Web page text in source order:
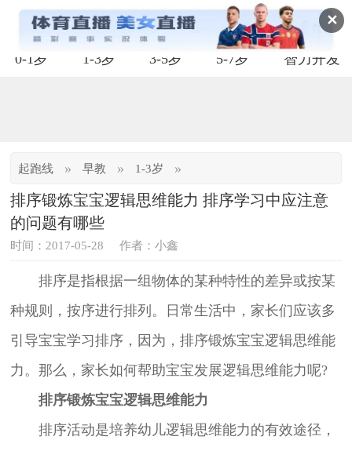
✕
0-1岁 1-3岁 3-5岁 5-7岁 智力开发
起跑线 » 早教 » 1-3岁 »
排序锻炼宝宝逻辑思维能力 排序学习中应注意
的问题有哪些
时间：2017-05-28 作者：小鑫
排序是指根据一组物体的某种特性的差异或按某
种规则，按序进行排列。日常生活中，家长们应该多
引导宝宝学习排序，因为，排序锻炼宝宝逻辑思维能
力。那么，家长如何帮助宝宝发展逻辑思维能力呢?
排序锻炼宝宝逻辑思维能力
排序活动是培养幼儿逻辑思维能力的有效途径，